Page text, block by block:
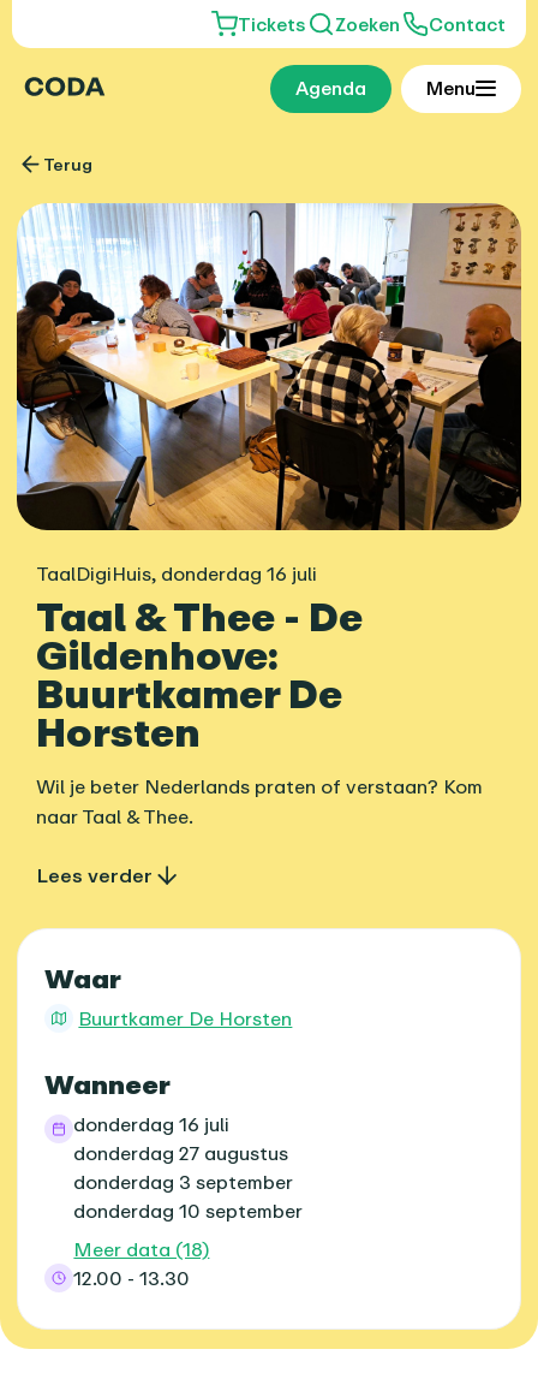
Tickets Zoeken Contact
Agenda Menu
Terug
TaalDigiHuis, donderdag 16 juli
Taal & Thee - De
Gildenhove:
Buurtkamer De
Horsten
Wil je beter Nederlands praten of verstaan? Kom
naar Taal & Thee.
Lees verder
Praktische informatie
Waar
Buurtkamer De Horsten
Wanneer
donderdag 16 juli
donderdag 27 augustus
donderdag 3 september
donderdag 10 september
Meer data (18)
12.00 - 13.30